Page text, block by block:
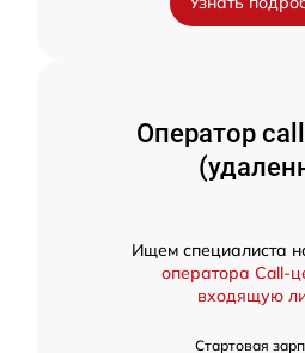
Оператор
Ищем специалиста
оператора Call-
входящую
Стартовая